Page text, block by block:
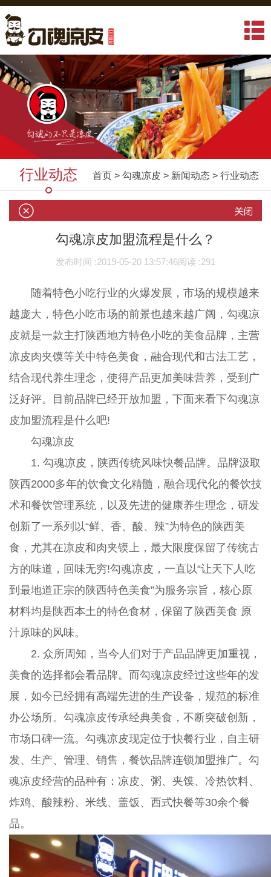
行业动态 首页 > 勾魂凉皮 > 新闻动态 > 行业动态
勾魂凉皮加盟流程是什么？
发布时间 :2019-05-20 13:57:46阅读 :291
随着特色小吃行业的火爆发展，市场的规模越来
越庞大，特色小吃市场的前景也越来越广阔，勾魂凉
皮就是一款主打陕西地方特色小吃的美食品牌，主营
凉皮肉夹馍等关中特色美食，融合现代和古法工艺，
结合现代养生理念，使得产品更加美味营养，受到广
泛好评。目前品牌已经开放加盟，下面来看下勾魂凉
皮加盟流程是什么吧!
勾魂凉皮
1. 勾魂凉皮，陕西传统风味快餐品牌。品牌汲取
陕西2000多年的饮食文化精髓，融合现代化的餐饮技
术和餐饮管理系统，以及先进的健康养生理念，研发
创新了一系列以“鲜、香、酸、辣”为特色的陕西美
食，尤其在凉皮和肉夹镆上，最大限度保留了传统古
方的味道，回味无穷!勾魂凉皮，一直以“让天下人吃
到最地道正宗的陕西特色美食”为服务宗旨，核心原
材料均是陕西本土的特色食材，保留了陕西美食 原
汁原味的风味。
2. 众所周知，当今人们对于产品品牌更加重视，
美食的选择都会看品牌。而勾魂凉皮经过这些年的发
展，如今已经拥有高端先进的生产设备，规范的标准
办公场所。勾魂凉皮传承经典美食，不断突破创新，
市场口碑一流。勾魂凉皮现定位于快餐行业，自主研
发、生产、管理、销售，餐饮品牌连锁加盟推广。勾
魂凉皮经营的品种有：凉皮、粥、夹馍、冷热饮料、
炸鸡、酸辣粉、米线、盖饭、西式快餐等30余个餐
品。